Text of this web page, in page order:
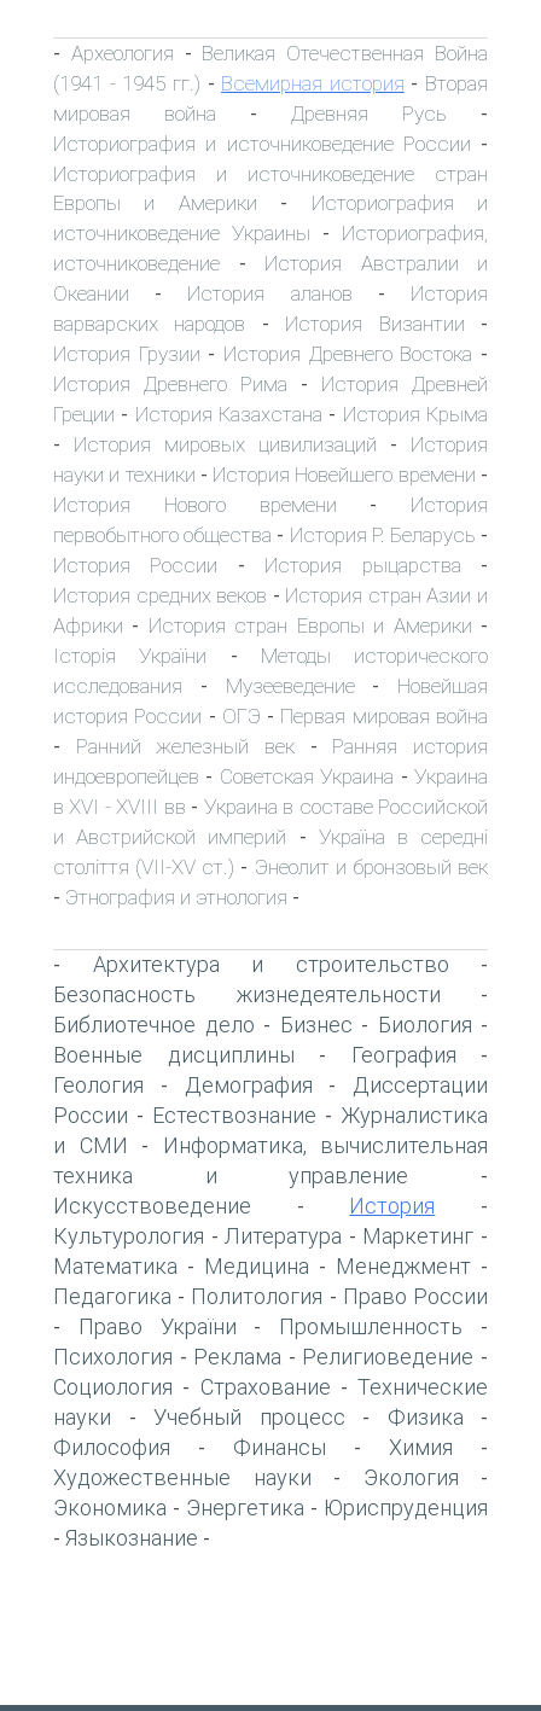
- Археология - Великая Отечественная Война
(1941 - 1945 гг.) - Всемирная история - Вторая
мировая война - Древняя Русь -
Историография и источниковедение России -
Историография и источниковедение стран
Европы и Америки - Историография и
источниковедение Украины - Историография,
источниковедение - История Австралии и
Океании - История аланов - История
варварских народов - История Византии -
История Грузии - История Древнего Востока -
История Древнего Рима - История Древней
Греции - История Казахстана - История Крыма
- История мировых цивилизаций - История
науки и техники - История Новейшего времени -
История Нового времени - История
первобытного общества - История Р. Беларусь -
История России - История рыцарства -
История средних веков - История стран Азии и
Африки - История стран Европы и Америки -
Історія України - Методы исторического
исследования - Музееведение- Новейшая
история России - ОГЭ - Первая мировая война
- Ранний железный век - Ранняя история
индоевропейцев - Советская Украина -Украина
в XVI - XVIII вв - Украина в составе Российской
и Австрийской империй - Україна в середні
століття (VII-XV ст.) - Энеолит и бронзовый век
- Этнография и этнология -
- Архитектура и строительство -
Безопасность жизнедеятельности -
Библиотечное дело - Бизнес - Биология -
Военные дисциплины - География -
Геология - Демография -
Диссертации
России - Естествознание - Журналистика
и СМИ -
Информатика, вычислительная
техника и управление -
Искусствоведение - История -
Культурология - Литература - Маркетинг -
Математика - Медицина - Менеджмент -
Педагогика - Политология - Право России
- Право України - Промышленность -
Психология - Реклама - Религиоведение -
Социология - Страхование - Технические
науки - Учебный процесс - Физика -
Философия - Финансы - Химия -
Художественные науки - Экология -
Экономика - Энергетика - Юриспруденция
- Языкознание -